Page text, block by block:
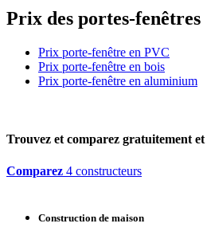
Prix des portes-fenêtres
Prix porte-fenêtre en PVC
Prix porte-fenêtre en bois
Prix porte-fenêtre en aluminium
Trouvez et comparez gratuitement et
Comparez 4 constructeurs
Construction de maison